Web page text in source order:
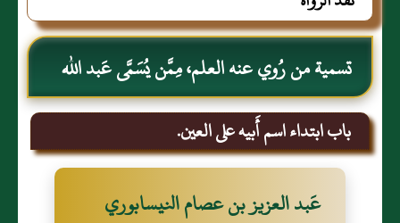
تسمية من رُوي عنه العلم، مِمَّن يُسَمَّى عَبد الله
باب ابتداء اسم أَبيه على العين.
عَبد العزيز بن عصام النيسابوري